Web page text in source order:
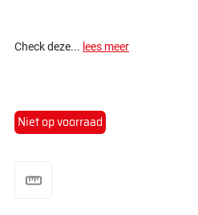
gallerij
gallerij
Check deze... lees meer
Niet op voorraad